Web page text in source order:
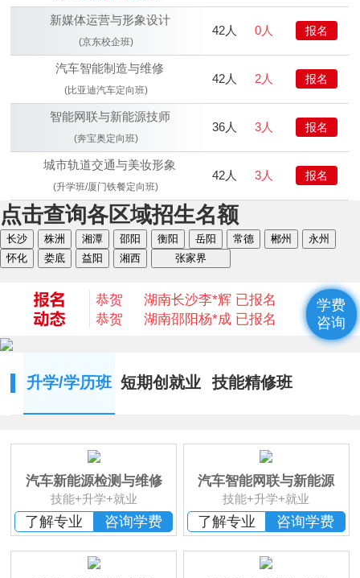
新媒体运营与形象设计
(京东校企班)
42人 0人 报名
汽车智能制造与维修
(比亚迪汽车定向班)
42人 2人 报名
智能网联与新能源技师
(奔宝奥定向班)
36人 3人 报名
城市轨道交通与美妆形象
(升学班/厦门铁餐定向班)
42人 3人 报名
点击查询各区域招生名额
长沙 株洲 湘潭 邵阳 衡阳 岳阳 常德 郴州
永州
怀化
娄底 益阳 湘西 张家界
恭贺 湖南衡阳何* 已报名
恭贺
湖南益阳陈* 已报名
恭贺
湖南湘西何*凡 已报名
恭贺
湖南长沙李*辉 已报名
恭贺
湖南邵阳杨*成 已报名
恭贺
湖南衡阳谢光平 已报名
恭贺
恭贺
何*凡 已报名
恭贺
湖南益阳卢*俊 已报名
恭贺
湖南长沙
李*辉 已报名
恭贺
湖南邵阳杨*成 已报名
恭贺
湖南郴州刘* 已报名
恭贺
湖南益阳苏*琮 已报名
恭贺
谢光平 已报名
升学/学历班 短期创就业
班
技能精修班
汽车新能源检测与维修
技能+升学+就业
了解专业 咨询学费
汽车智能网联与新能源
技能+升学+就业
了解专业 咨询学费
学费
咨询